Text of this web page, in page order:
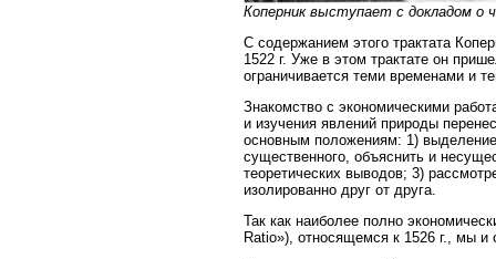
Коперник выступает с докладом о
С содержанием этого трактата
1522 г. Уже в этом трактате он
ограничивается теми временами и
Знакомство с экономическими
и изучения явлений природы
основным положениям: 1) выделение
существенного, объяснить и
теоретических выводов; 3)
изолированно друг от друга.
Так как наиболее полно
Ratio»), относящемся к 1526 г., мы и